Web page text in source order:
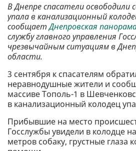
В Днепре спасатели освободили
упала в канализационный
сообщаетДнепровская
службу главного управления
чрезвычайным ситуациям в
области.
3 сентября к спасателям
неравнодушные жители и
массиве Тополь-1 в
в канализационный колодец
Прибывшие на место
Госслужбы увидели в колодце
метров собаку, грустные глаза